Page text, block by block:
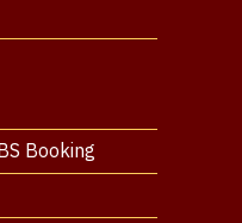
Booking